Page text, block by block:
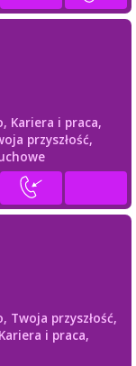
Kariera i praca,
przyszłość,
Twoja przyszłość,
Kariera i praca,